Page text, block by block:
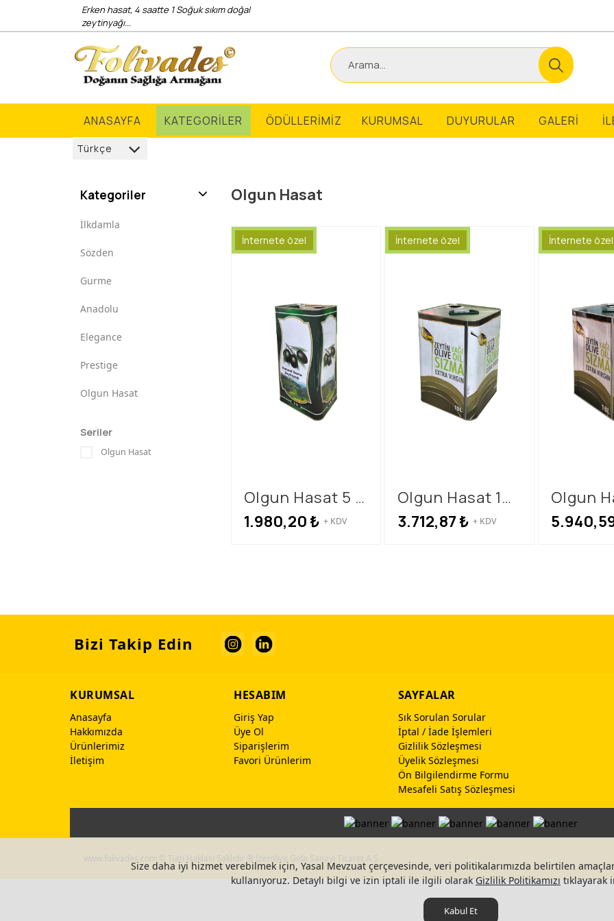
Kategoriler
İlkdamla
Sözden
Gurme
Anadolu
Elegance
Prestige
Olgun Hasat
Seriler
Olgun Hasat
Olgun Hasat
Olgun Hasat 5 lt
Teneke
1.980,20₺ + KDV
İnternete özel
Olgun Hasat 10
lt Teneke
3.712,87₺ + KDV
İnternete özel
Olgun
lt
İnternete özel
Erken hasat, 4 saatte 1 Soğuk sıkım doğal
zeytinyağı...
Türkçe
العربية
Deutsch
français
ANASAYFA KATEGORİLER ÖDÜLLERİMİZ KURUMSAL DUYURULAR GALERİ
Size daha iyi hizmet verebilmek için, Yasal Mevzuat çerçevesinde, veri politikalarımızda belirtilen
kullanıyoruz. Detaylı bilgi ve izin iptali ile ilgili olarakGizlilik Politikamızıtıklayarak
Kabul Et
Bizi Takip Edin
KURUMSAL
Anasayfa
Hakkımızda
Ürünlerimiz
İletişim
HESABIM
Giriş Yap
Üye Ol
Siparişlerim
Favori Ürünlerim
SAYFALAR
Sık Sorulan Sorular
İptal / İade İşlemleri
Gizlilik Sözleşmesi
Üyelik Sözleşmesi
Ön Bilgilendirme Formu
Mesafeli Satış Sözleşmesi
www.folivades.com © Tüm Haklası Saklıdır ® İzemliva Gıda Sanayi Ticaret A.Ş.